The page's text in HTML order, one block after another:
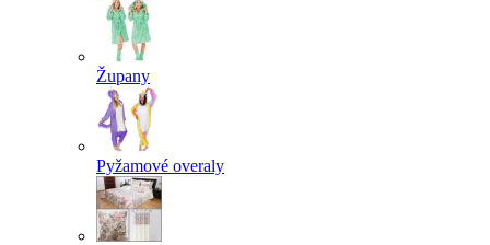
Župany
Pyžamové overaly